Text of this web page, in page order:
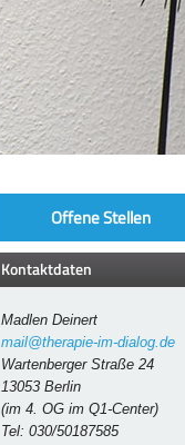
Offene Stellen
Kontaktdaten
Madlen Deinert
mail@therapie-im-dialog.de
Wartenberger Straße 24
13053 Berlin
(im 4. OG im Q1-Center)
Tel: 030/50187585